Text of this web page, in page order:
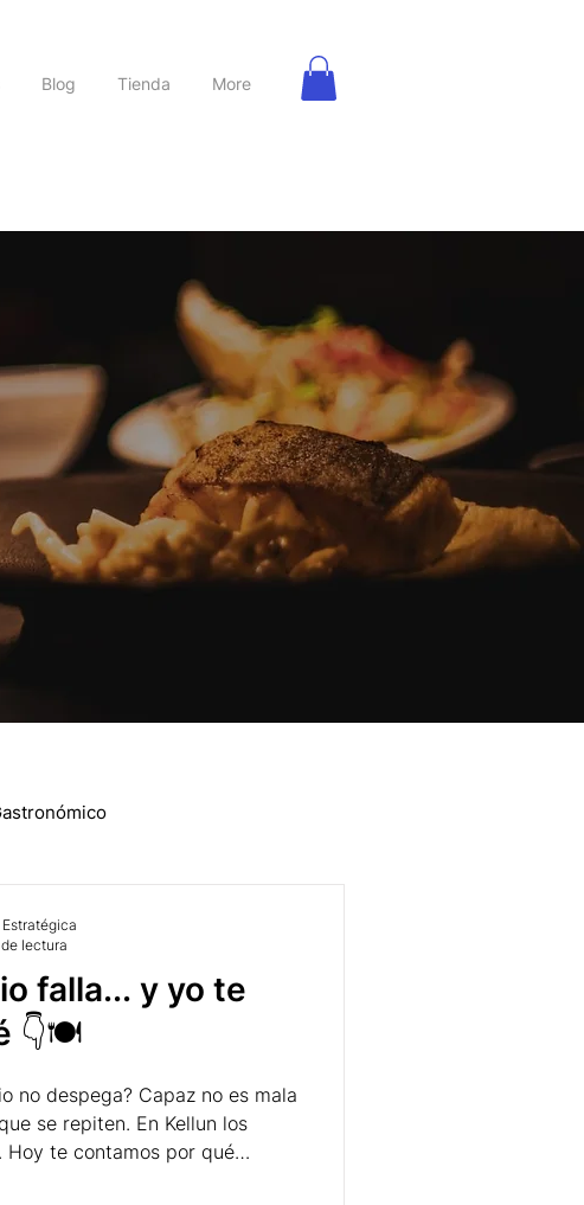
Blog Tienda More
falla... y yo te
👇🍽️
no despega? Capaz no es mala
se repiten. En Kellun los
Hoy te contamos por qué
lectura